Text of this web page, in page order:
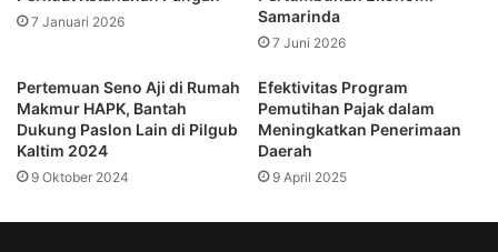
“Bandara Maratua adalah salah satu kunci. Tapi agar bisa
kesiapan dari sisi keamanan dan keimigrasian,” jelasnya.\
(Redaksi)
7 Januari 2026
Samarinda
7 Juni 2026
Pertemuan Seno Aji di Rumah
Makmur HAPK, Bantah
Dukung Paslon Lain di Pilgub
Kaltim 2024
9 Oktober 2024
Efektivitas Program
Pemutihan Pajak dalam
Meningkatkan Penerimaan
Daerah
9 April 2025